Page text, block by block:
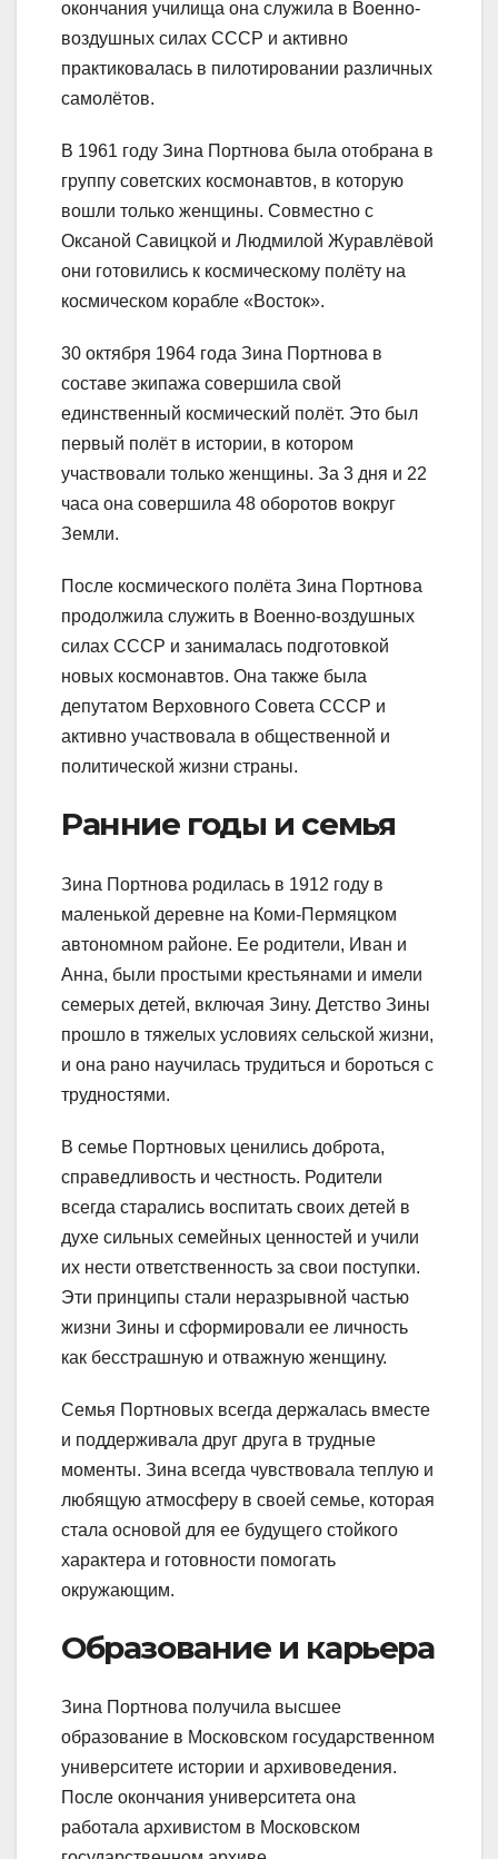
окончания училища она служила в Военно-
воздушных силах СССР и активно
практиковалась в пилотировании различных
самолётов.
В 1961 году Зина Портнова была отобрана в
группу советских космонавтов, в которую
вошли только женщины. Совместно с
Оксаной Савицкой и Людмилой Журавлёвой
они готовились к космическому полёту на
космическом корабле «Восток».
30 октября 1964 года Зина Портнова в
составе экипажа совершила свой
единственный космический полёт. Это был
первый полёт в истории, в котором
участвовали только женщины. За 3 дня и 22
часа она совершила 48 оборотов вокруг
Земли.
После космического полёта Зина Портнова
продолжила служить в Военно-воздушных
силах СССР и занималась подготовкой
новых космонавтов. Она также была
депутатом Верховного Совета СССР и
активно участвовала в общественной и
политической жизни страны.
Ранние годы и семья
Зина Портнова родилась в 1912 году в
маленькой деревне на Коми-Пермяцком
автономном районе. Ее родители, Иван и
Анна, были простыми крестьянами и имели
семерых детей, включая Зину. Детство Зины
прошло в тяжелых условиях сельской жизни,
и она рано научилась трудиться и бороться с
трудностями.
В семье Портновых ценились доброта,
справедливость и честность. Родители
всегда старались воспитать своих детей в
духе сильных семейных ценностей и учили
их нести ответственность за свои поступки.
Эти принципы стали неразрывной частью
жизни Зины и сформировали ее личность
как бесстрашную и отважную женщину.
Семья Портновых всегда держалась вместе
и поддерживала друг друга в трудные
моменты. Зина всегда чувствовала теплую и
любящую атмосферу в своей семье, которая
стала основой для ее будущего стойкого
характера и готовности помогать
окружающим.
Образование и карьера
Зина Портнова получила высшее
образование в Московском государственном
университете истории и архивоведения.
После окончания университета она
работала архивистом в Московском